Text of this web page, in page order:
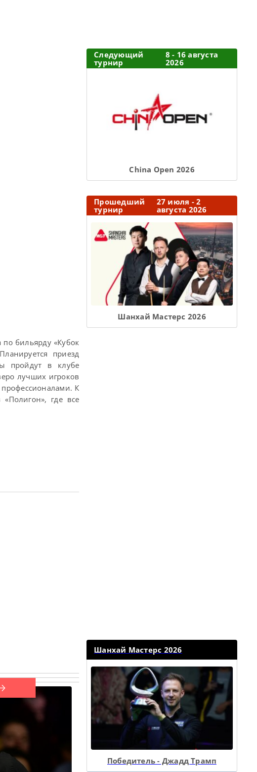
бильярду «Кубок
приезд
пройдут в клубе
лучших игроков
К
где все
Следующий
турнир
8 - 16 августа
2026
Сhina Open 2026
Прошедший
турнир
27 июля - 2
августа 2026
Шанхай Мастерс 2026
Шанхай Мастерс 2026
Победитель - Джадд Трамп